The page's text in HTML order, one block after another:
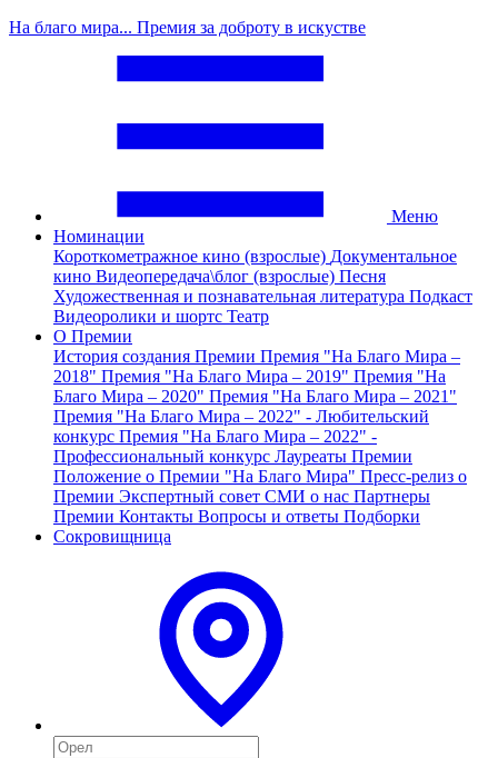
На благо мира... Премия за доброту в искустве
Меню
Номинации
Короткометражное кино (взрослые) Документальное
кино Видеопередача\блог (взрослые) Песня
Художественная и познавательная литература Подкаст
Видеоролики и шортс Театр
О Премии
История создания Премии Премия "На Благо Мира –
2018" Премия "На Благо Мира – 2019" Премия "На
Благо Мира – 2020" Премия "На Благо Мира – 2021"
Премия "На Благо Мира – 2022" - Любительский
конкурс Премия "На Благо Мира – 2022" -
Профессиональный конкурс Лауреаты Премии
Положение о Премии "На Благо Мира" Пресс-релиз о
Премии Экспертный совет СМИ о нас Партнеры
Премии Контакты Вопросы и ответы Подборки
Сокровищница